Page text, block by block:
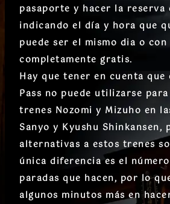
pasaporte y hacer la reserva
indicando el día y hora que
puede ser el mismo dia o
completamente gratis.
Hay que tener en cuenta que
Pass no puede utilizarse
trenes Nozomi y Mizuho en
Sanyo y Kyushu Shinkansen,
alternativas a estos trenes
única diferencia es el
paradas que hacen, por lo
algunos minutos más en